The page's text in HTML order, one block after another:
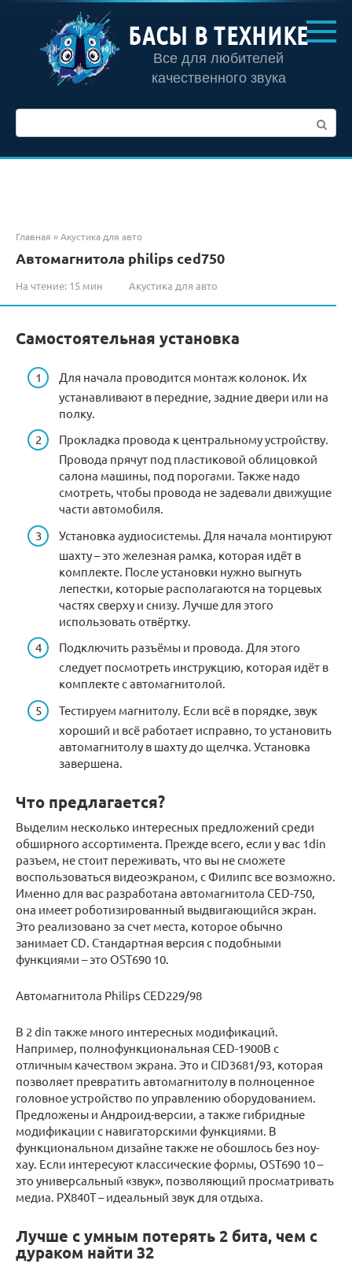
контенту
БАСЫ В ТЕХНИКЕ
Все для любителей
качественного звука
Главная »Акустика для авто
Автомагнитола philips ced750
На чтение: 15 мин Акустика для авто
Самостоятельная установка
Для начала проводится монтаж колонок. Их
устанавливают в передние, задние двери или на
полку.
Прокладка провода к центральному устройству.
Провода прячут под пластиковой облицовкой
салона машины, под порогами. Также надо
смотреть, чтобы провода не задевали движущие
части автомобиля.
Установка аудиосистемы. Для начала монтируют
шахту – это железная рамка, которая идёт в
комплекте. После установки нужно выгнуть
лепестки, которые располагаются на торцевых
частях сверху и снизу. Лучше для этого
использовать отвёртку.
Подключить разъёмы и провода. Для этого
следует посмотреть инструкцию, которая идёт в
комплекте с автомагнитолой.
Тестируем магнитолу. Если всё в порядке, звук
хороший и всё работает исправно, то установить
автомагнитолу в шахту до щелчка. Установка
завершена.
Что предлагается?
Выделим несколько интересных предложений среди
обширного ассортимента. Прежде всего, если у вас 1din
разъем, не стоит переживать, что вы не сможете
воспользоваться видеоэкраном, с Филипс все возможно.
Именно для вас разработана автомагнитола CED-750,
она имеет роботизированный выдвигающийся экран.
Это реализовано за счет места, которое обычно
занимает CD. Стандартная версия с подобными
функциями – это OST690 10.
Автомагнитола Philips CED229/98
В 2 din также много интересных модификаций.
Например, полнофункциональная CED-1900B с
отличным качеством экрана. Это и CID3681/93, которая
позволяет превратить автомагнитолу в полноценное
головное устройство по управлению оборудованием.
Предложены и Андроид-версии, а также гибридные
модификации с навигаторскими функциями. В
функциональном дизайне также не обошлось без ноу-
хау. Если интересуют классические формы, OST690 10 –
это универсальный «звук», позволяющий просматривать
медиа. PX840T – идеальный звук для отдыха.
Лучше с умным потерять 2 бита, чем с
дураком найти 32